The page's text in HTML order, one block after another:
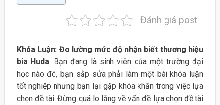
Đánh giá post
Khóa Luận: Đo lường mức độ nhận biết thương hiệu
bia Huda. Bạn đang là sinh viên của một trường đại
học nào đó, bạn sắp sửa phải làm một bài khóa luận
tốt nghiệp nhưng bạn lại gặp khóa khăn trong việc lựa
chọn đề tài. Đừng quá lo lắng về vấn đề lựa chọn đề tài